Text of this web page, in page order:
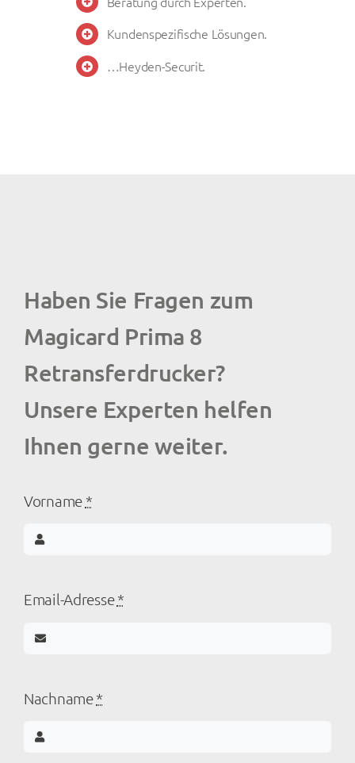
Kundenspezifische Lösungen.
…Heyden-Securit.
Haben Sie Fragen zum
Magicard Prima 8
Retransferdrucker?
Unsere Experten helfen
Ihnen gerne weiter.
Vorname *
Email-Adresse*
Nachname*